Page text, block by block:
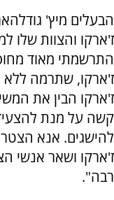
הבעלים מיץ'
ז'ארקו והצוות שלו
התרשמתי מאוד
ז'ארקו, שתרמה ללא
ז'ארקו הבין את
קשה על מנת
להישגים. אנא
ז'ארקו ושאר אנשי
רבה".